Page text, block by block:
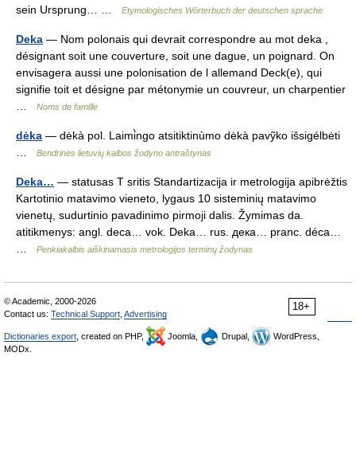
sein Ursprung… …
Etymologisches Wörterbuch der deutschen sprache
Deka — Nom polonais qui devrait correspondre au mot deka ,
désignant soit une couverture, soit une dague, un poignard. On
envisagera aussi une polonisation de l allemand Deck(e), qui
signifie toit et désigne par métonymie un couvreur, un charpentier
Noms de famille
dėka — dėkà pol. Laimi̇̀ngo atsitiktinùmo dėkà pavỹko išsigélbėti
Bendrinės lietuvių kalbos žodyno antraštynas
Deka… — statusas T sritis Standartizacija ir metrologija apibrėžtis
Kartotinio matavimo vieneto, lygaus 10 sisteminių matavimo
vienetų, sudurtinio pavadinimo pirmoji dalis. Žymimas da.
atitikmenys: angl. deca… vok. Deka… rus. дека… pranc. déca…
Penkiakalbis aiškinamasis metrologijos terminų žodynas
18+
© Academic, 2000-2026
Contact us: Technical Support Advertising
Dictionaries export , created on PHP, Joomla, Drupal,
WordPress,
MODx.